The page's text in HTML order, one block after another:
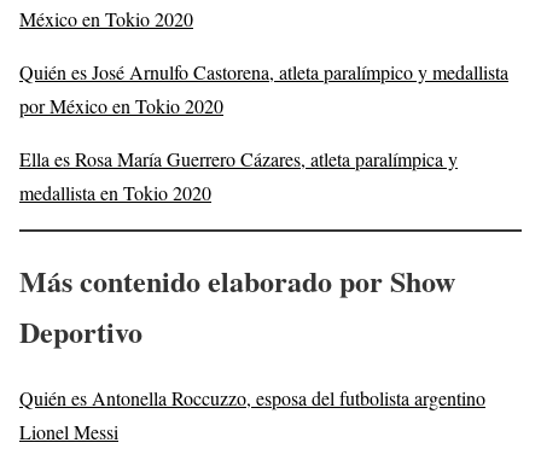
México en Tokio 2020
Quién es José Arnulfo Castorena, atleta paralímpico y medallista
por México en Tokio 2020
Ella es Rosa María Guerrero Cázares, atleta paralímpica y
medallista en Tokio 2020
Más contenido elaborado por Show
Deportivo
Quién es Antonella Roccuzzo, esposa del futbolista argentino
Lionel Messi